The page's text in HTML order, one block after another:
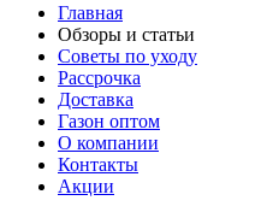
Главная
Обзоры и статьи
Советы по уходу
Рассрочка
Доставка
Газон оптом
О компании
Контакты
Акции